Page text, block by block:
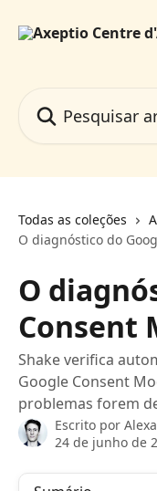
Todas as coleções
O diagnóstico do
O
Consent
Shake verifica
Google Consent
problemas forem
Escrito por
24 de junho de